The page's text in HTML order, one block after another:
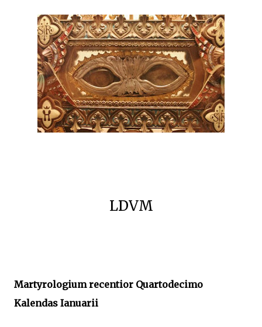
LDVM
Martyrologium recentior Quartodecimo
Kalendas Ianuarii